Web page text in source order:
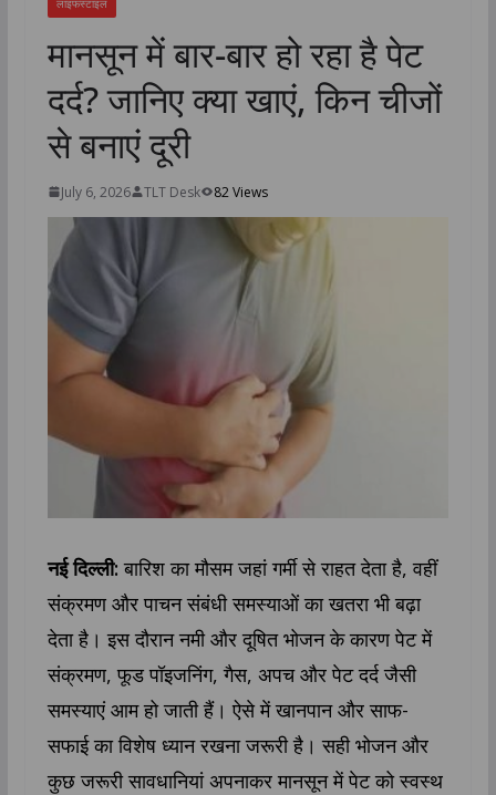
मानसून में बार-बार हो रहा है पेट
दर्द? जानिए क्या खाएं, किन चीजों
से बनाएं दूरी
July 6, 2026 TLT Desk 82 Views
नई दिल्ली: बारिश का मौसम जहां गर्मी से राहत देता है, वहीं
संक्रमण और पाचन संबंधी समस्याओं का खतरा भी बढ़ा
देता है। इस दौरान नमी और दूषित भोजन के कारण पेट में
संक्रमण, फूड पॉइजनिंग, गैस, अपच और पेट दर्द जैसी
समस्याएं आम हो जाती हैं। ऐसे में खानपान और साफ-
सफाई का विशेष ध्यान रखना जरूरी है। सही भोजन और
कुछ जरूरी सावधानियां अपनाकर मानसून में पेट को स्वस्थ